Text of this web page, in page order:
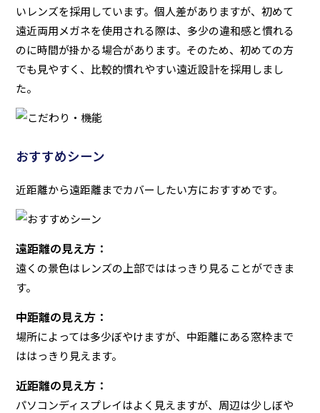
いレンズを採用しています。個人差がありますが、初めて
遠近両用メガネを使用される際は、多少の違和感と慣れる
のに時間が掛かる場合があります。そのため、初めての方
でも見やすく、比較的慣れやすい遠近設計を採用しまし
た。
おすすめシーン
近距離から遠距離までカバーしたい方におすすめです。
遠距離の見え方：
遠くの景色はレンズの上部でははっきり見ることができま
す。
中距離の見え方：
場所によっては多少ぼやけますが、中距離にある窓枠まで
ははっきり見えます。
近距離の見え方：
パソコンディスプレイはよく見えますが、周辺は少しぼや